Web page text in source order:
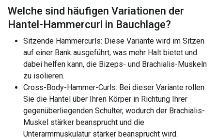
Welche sind häufigen Variationen der
Hantel-Hammercurl in Bauchlage?
Sitzende Hammercurls: Diese Variante wird im Sitzen
auf einer Bank ausgeführt, was mehr Halt bietet und
dabei helfen kann, die Bizeps- und Brachialis-Muskeln
zu isolieren.
Cross-Body-Hammer-Curls: Bei dieser Variante rollen
Sie die Hantel über Ihren Körper in Richtung Ihrer
gegenüberliegenden Schulter, wodurch der Brachialis-
Muskel stärker beansprucht und die
Unterarmmuskulatur stärker beansprucht wird.